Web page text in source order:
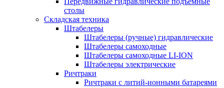
столы
Складская техника
Штабелеры
Штабелеры (ручные) гидравлические
Штабелеры самоходные
Штабелеры самоходные LI-ION
Штабелеры электрические
Ричтраки
Ричтраки с литий-ионными батареями